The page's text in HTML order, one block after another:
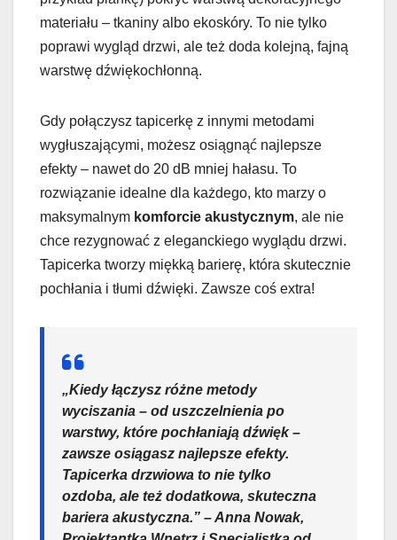
materiału – tkaniny albo ekoskóry. To nie tylko
poprawi wygląd drzwi, ale też doda kolejną, fajną
warstwę dźwiękochłonną.
Gdy połączysz tapicerkę z innymi metodami
wygłuszającymi, możesz osiągnąć najlepsze
efekty – nawet do 20 dB mniej hałasu. To
rozwiązanie idealne dla każdego, kto marzy o
maksymalnym komforcie akustycznym, ale nie
chce rezygnować z eleganckiego wyglądu drzwi.
Tapicerka tworzy miękką barierę, która skutecznie
pochłania i tłumi dźwięki. Zawsze coś extra!
„Kiedy łączysz różne metody
wyciszania – od uszczelnienia po
warstwy, które pochłaniają dźwięk –
zawsze osiągasz najlepsze efekty.
Tapicerka drzwiowa to nie tylko
ozdoba, ale też dodatkowa, skuteczna
bariera akustyczna.” – Anna Nowak,